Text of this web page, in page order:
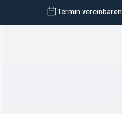
Termin vereinbaren